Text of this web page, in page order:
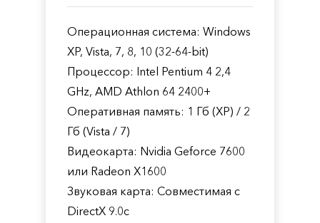
Операционная система: Windows
XP, Vista, 7, 8, 10 (32-64-bit)
Процессор: Intel Pentium 4 2,4
GHz, AMD Athlon 64 2400+
Оперативная память: 1 Гб (XP) / 2
Гб (Vista / 7)
Видеокарта: Nvidia Geforce 7600
или Radeon Х1600
Звуковая карта: Совместимая с
DirectX 9.0c